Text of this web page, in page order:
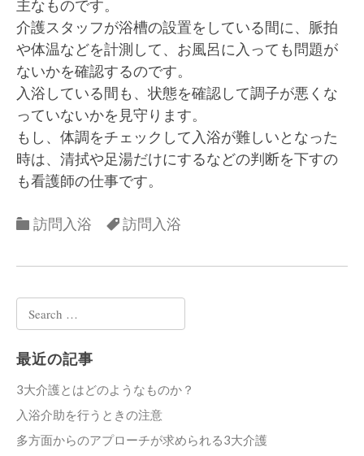
主なものです。
介護スタッフが浴槽の設置をしている間に、脈拍
や体温などを計測して、お風呂に入っても問題が
ないかを確認するのです。
入浴している間も、状態を確認して調子が悪くな
っていないかを見守ります。
もし、体調をチェックして入浴が難しいとなった
時は、清拭や足湯だけにするなどの判断を下すの
も看護師の仕事です。
Categories
訪問入浴 Categories
訪問入浴
for:
最近の記事
3大介護とはどのようなものか？
入浴介助を行うときの注意
多方面からのアプローチが求められる3大介護